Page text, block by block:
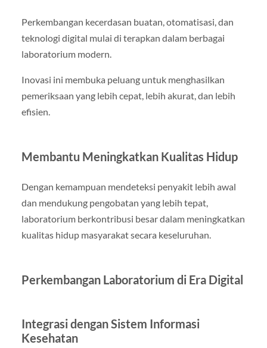
Perkembangan kecerdasan buatan, otomatisasi, dan
teknologi digital mulai di terapkan dalam berbagai
laboratorium modern.
Inovasi ini membuka peluang untuk menghasilkan
pemeriksaan yang lebih cepat, lebih akurat, dan lebih
efisien.
Membantu Meningkatkan Kualitas Hidup
Dengan kemampuan mendeteksi penyakit lebih awal
dan mendukung pengobatan yang lebih tepat,
laboratorium berkontribusi besar dalam meningkatkan
kualitas hidup masyarakat secara keseluruhan.
Perkembangan Laboratorium di Era Digital
Integrasi dengan Sistem Informasi
Kesehatan